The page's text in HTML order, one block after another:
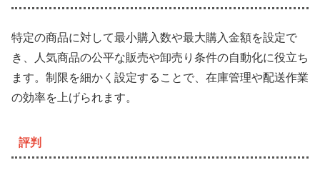
特定の商品に対して最小購入数や最大購入金額を設定で
き、人気商品の公平な販売や卸売り条件の自動化に役立ち
ます。制限を細かく設定することで、在庫管理や配送作業
の効率を上げられます。
評判